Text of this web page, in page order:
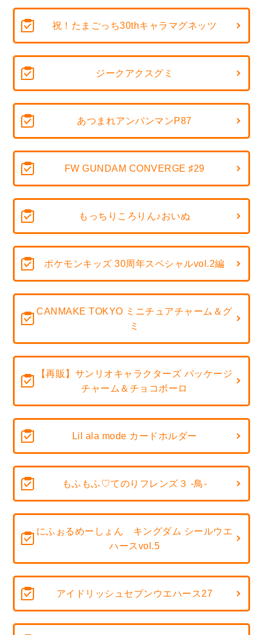
祝！たまごっち30thキャラマグネッツ
ジークアクスグミ
あつまれアンパンマンP87
FW GUNDAM CONVERGE ♯29
もっちりころりん♪おいぬ
ポケモンキッズ 30周年スペシャルvol.2編
CANMAKE TOKYO ミニチュアチャーム＆グ
ミ
【再販】サンリオキャラクターズ パッケージ
チャーム＆チョコボーロ
Lil ala mode カードホルダー
もふもふ♡てのりフレンズ３ -鳥-
にふぉるめーしょん キングダム シールウエ
ハースvol.5
アイドリッシュセブンウエハース27